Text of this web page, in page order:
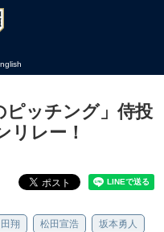
ピッチング」侍投
リレー！
翔 松田宣浩 坂本勇人